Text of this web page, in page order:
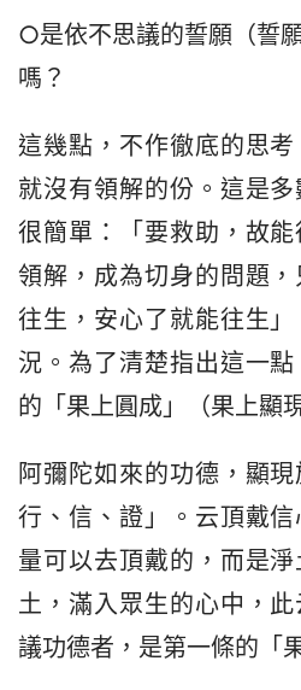
○是依不思議的誓願（誓
嗎？
這幾點，不作徹底的思考
就沒有領解的份。這是
很簡單：「要救助，故
領解，成為切身的問題
往生，安心了就能往生
況。為了清楚指出這一
的「果上圓成」（果上顯
阿彌陀如來的功德，顯
行、信、證」。云頂戴
量可以去頂戴的，而是
土，滿入眾生的心中，
議功德者，是第一條的「